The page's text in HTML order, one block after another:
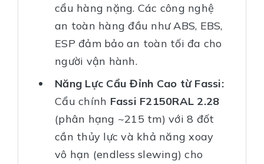
cẩu hàng nặng. Các công nghệ
an toàn hàng đầu như ABS, EBS,
ESP đảm bảo an toàn tối đa cho
người vận hành.
Năng Lực Cẩu Đỉnh Cao từ Fassi:
Cẩu chính Fassi F2150RAL 2.28
(phân hạng ~215 tm) với 8 đốt
cần thủy lực và khả năng xoay
vô hạn (endless slewing) cho